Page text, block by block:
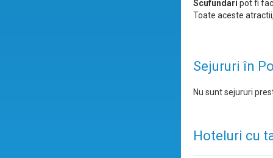
Scufundari pot fi
Toate aceste
Sejururi în
Nu sunt sejururi
Hoteluri cu